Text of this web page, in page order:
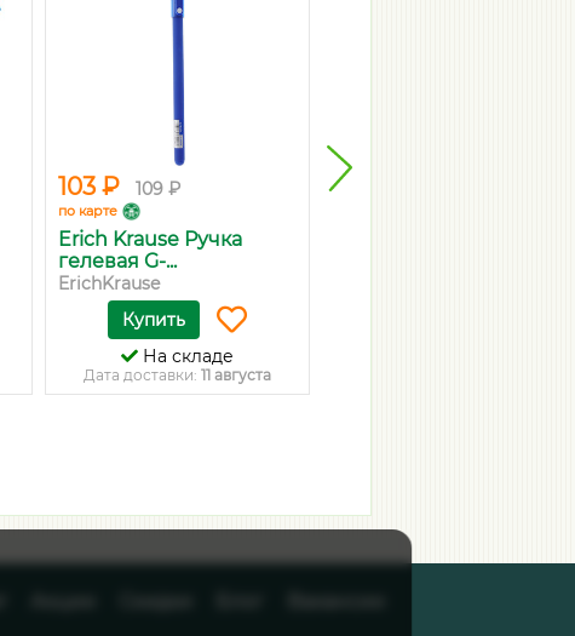
103 ₽ 109 ₽
по карте
Erich Krause Ручка
гелевая G-...
ErichKrause
Купить
На складе
Дата доставки: 11 августа
97 ₽